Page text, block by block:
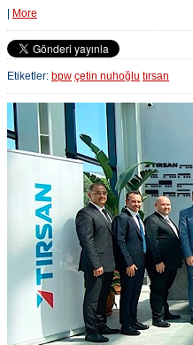
More
Etiketler: bpw çetin nuhoğlu tırsan